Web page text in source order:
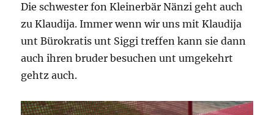
Die schwester fon Kleinerbär Nänzi geht auch
zu Klaudija. Immer wenn wir uns mit Klaudija
unt Bürokratis unt Siggi treffen kann sie dann
auch ihren bruder besuchen unt umgekehrt
gehtz auch.